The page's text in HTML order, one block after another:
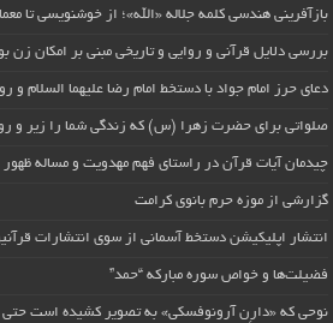
بازآفرینی هندسی کلمه جلاله «الله»؛ از خوشنویسی تا
بررسی دلایل قرآنی و روایی و تاریخی مبنی بر امکان
دعای حرز امام جواد با دستخط امام رضا علیهما السلام و
صلواتی برای حضرت زهرا (س) که زندگی شما را زیر و
چیدمان آیات قرآن در راستای فهم مهدویت و مساله
گزارشی از موزه حرم بانوی کرامت
انتشار اپلیکیشن دستخط آسمانی از سوی انتشارات
فضیلت‌ها و خواص سوره مبارکه “حمد”
نوحی که «دارِن آرونوفسکی» به تصویر کشیده است حتی